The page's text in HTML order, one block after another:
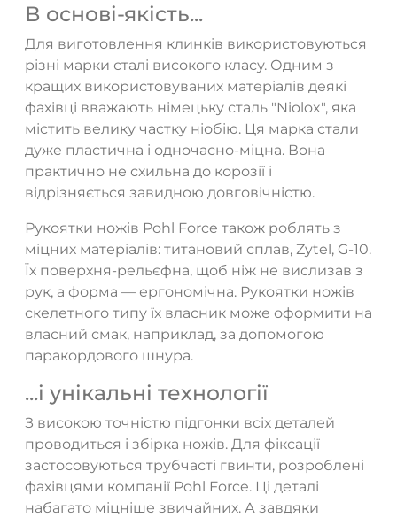
В основі-якість...
Для виготовлення клинків використовуються
різні марки сталі високого класу. Одним з
кращих використовуваних матеріалів деякі
фахівці вважають німецьку сталь "Niolox", яка
містить велику частку ніобію. Ця марка стали
дуже пластична і одночасно-міцна. Вона
практично не схильна до корозії і
відрізняється завидною довговічністю.
Рукоятки ножів Pohl Force також роблять з
міцних матеріалів: титановий сплав, Zytel, G-10.
Їх поверхня-рельєфна, щоб ніж не вислизав з
рук, а форма — ергономічна. Рукоятки ножів
скелетного типу їх власник може оформити на
власний смак, наприклад, за допомогою
паракордового шнура.
...і унікальні технології
З високою точністю підгонки всіх деталей
проводиться і збірка ножів. Для фіксації
застосовуються трубчасті гвинти, розроблені
фахівцями компанії Pohl Force. Ці деталі
набагато міцніше звичайних. А завдяки
ТАК НІ